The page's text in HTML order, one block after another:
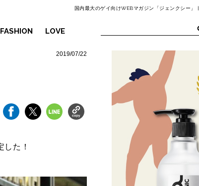
国内最大のゲイ向けWEBマガジン「ジェンクシー」 |
FASHION LOVE
2019/07/22
た！